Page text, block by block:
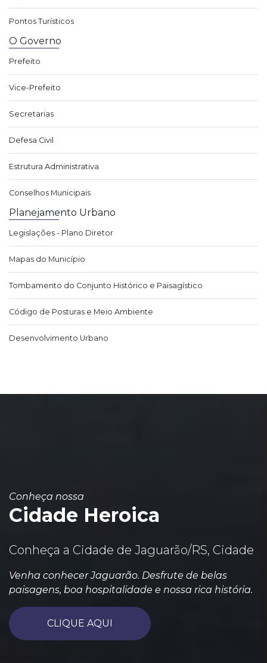
Pontos Turísticos
O Governo
Prefeito
Vice-Prefeito
Secretarias
Defesa Civil
Estrutura Administrativa
Conselhos Municipais
Planejamento Urbano
Legislações - Plano Diretor
Mapas do Município
Tombamento do Conjunto Histórico e Paisagístico
Código de Posturas e Meio Ambiente
Desenvolvimento Urbano
Conheça nossa
Cidade Heroica
Conheça a Cidade de Jaguarão/RS, Cidade
Venha conhecer Jaguarão. Desfrute de belas
paisagens, boa hospitalidade e nossa rica história.
CLIQUE AQUI